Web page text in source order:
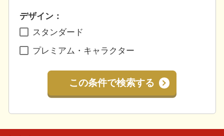
デザイン：
スタンダード
プレミアム・キャラクター
この条件で検索する